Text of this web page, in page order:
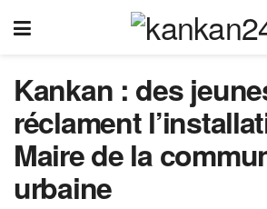
Kankan : des
réclament
Maire de la
urbaine